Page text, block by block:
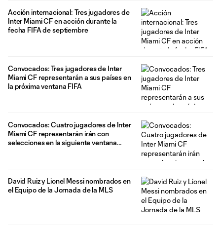
Acción internacional: Tres jugadores de
Inter Miami CF en acción durante la
fecha FIFA de septiembre
Convocados: Tres jugadores de Inter
Miami CF representarán a sus países en
la próxima ventana FIFA
Convocados: Cuatro jugadores de Inter
Miami CF representarán irán con
selecciones en la siguiente ventana
David Ruiz y Lionel Messi nombrados en
el Equipo de la Jornada de la MLS